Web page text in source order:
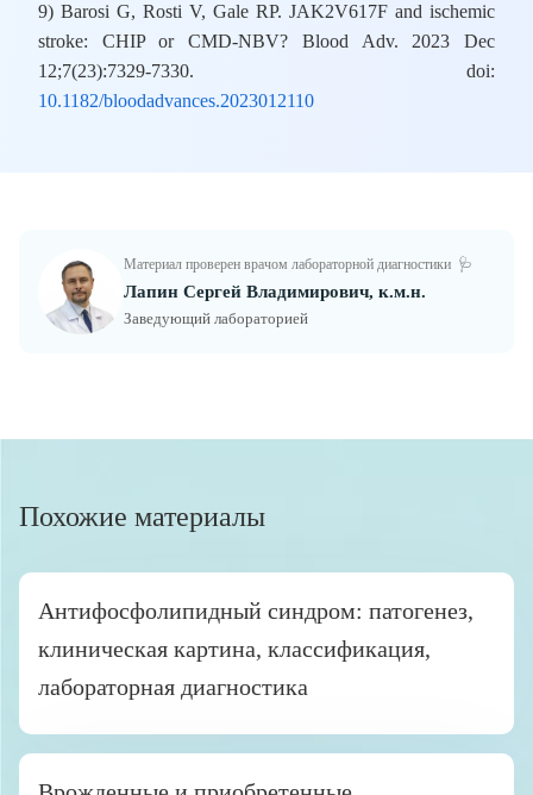
9) Barosi G, Rosti V, Gale RP. JAK2V617F and ischemic
stroke: CHIP or CMD-NBV? Blood Adv. 2023 Dec
12;7(23):7329-7330. doi:
10.1182/bloodadvances.2023012110
Материал проверен врачом лабораторной диагностики 🩺
Лапин Сергей Владимирович, к.м.н.
Заведующий лабораторией
Похожие материалы
Антифосфолипидный синдром: патогенез,
клиническая картина, классификация,
лабораторная диагностика